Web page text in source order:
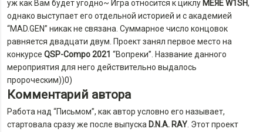
уж как Вам будет угодно~ Игра относится к циклу MEЯE W1SH,
однако выступает его отдельной историей и с академией
“MAD.GEN” никак не связана. Суммарное число концовок
равняется двадцати двум. Проект занял первое место на
конкурсе QSP-Compo 2021 “Вопреки”. Название данного
мероприятия для него действительно выдалось
пророческим))0)
Комментарий автора
Работа над “Письмом”, как автор условно его называет,
стартовала сразу же после выпуска D.N.A. RAY . Этот проект